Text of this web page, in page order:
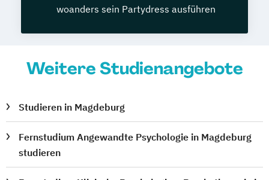
woanders sein Partydress ausführen
Weitere Studienangebote
Studieren in Magdeburg
Fernstudium Angewandte Psychologie in Magdeburg
studieren